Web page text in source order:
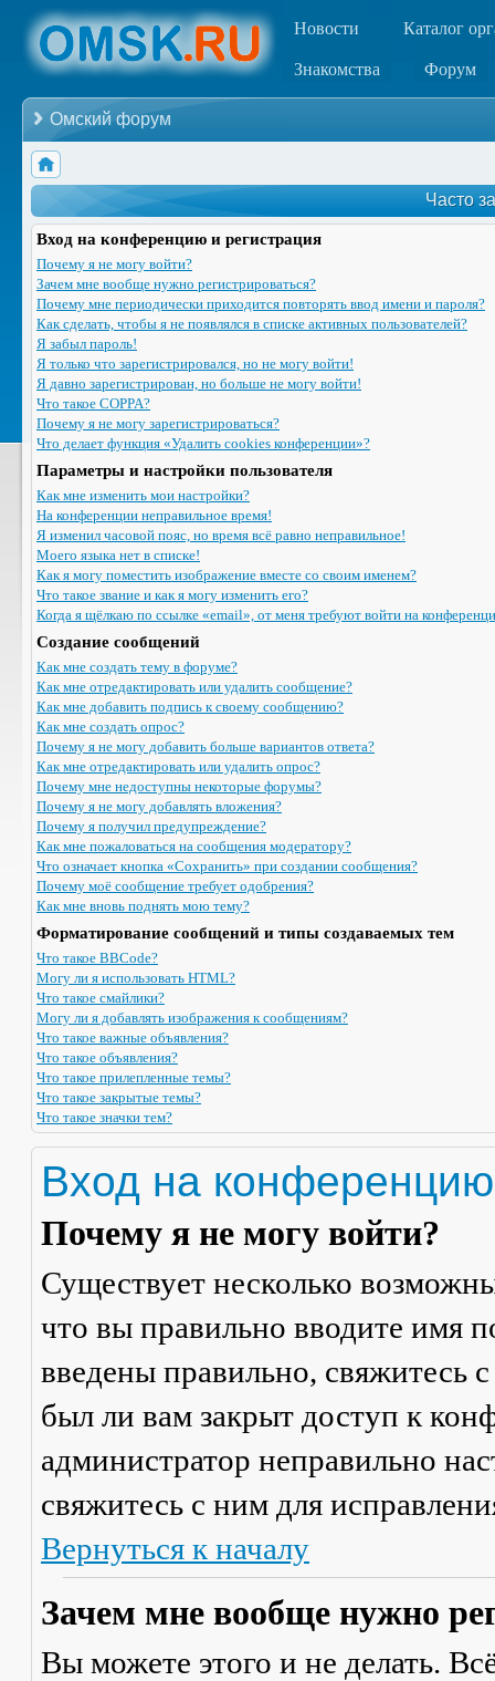
Новости Каталог
Знакомства Форум
Омский форум
Часто
Вход на конференцию и регистрация
Почему я не могу войти?
Зачем мне вообще нужно регистрироваться?
Почему мне периодически приходится повторять ввод имени и пароля?
Как сделать, чтобы я не появлялся в списке активных пользователей?
Я забыл пароль!
Я только что зарегистрировался, но не могу войти!
Я давно зарегистрирован, но больше не могу войти!
Что такое COPPA?
Почему я не могу зарегистрироваться?
Что делает функция «Удалить cookies конференции»?
Параметры и настройки пользователя
Как мне изменить мои настройки?
На конференции неправильное время!
Я изменил часовой пояс, но время всё равно неправильное!
Моего языка нет в списке!
Как я могу поместить изображение вместе со своим именем?
Что такое звание и как я могу изменить его?
Когда я щёлкаю по ссылке «email», от меня требуют войти на
Создание сообщений
Как мне создать тему в форуме?
Как мне отредактировать или удалить сообщение?
Как мне добавить подпись к своему сообщению?
Как мне создать опрос?
Почему я не могу добавить больше вариантов ответа?
Как мне отредактировать или удалить опрос?
Почему мне недоступны некоторые форумы?
Почему я не могу добавлять вложения?
Почему я получил предупреждение?
Как мне пожаловаться на сообщения модератору?
Что означает кнопка «Сохранить» при создании сообщения?
Почему моё сообщение требует одобрения?
Как мне вновь поднять мою тему?
Форматирование сообщений и типы создаваемых тем
Что такое BBCode?
Могу ли я использовать HTML?
Что такое смайлики?
Могу ли я добавлять изображения к сообщениям?
Что такое важные объявления?
Что такое объявления?
Что такое прилепленные темы?
Что такое закрытые темы?
Что такое значки тем?
Вход на
Почему я не могу войти?
Существует несколько
что вы правильно вводите имя
введены правильно, свяжитесь
был ли вам закрыт доступ к
администратор неправильно
свяжитесь с ним для
Вернуться к началу
Зачем мне вообще нужно
Вы можете этого и не делать.